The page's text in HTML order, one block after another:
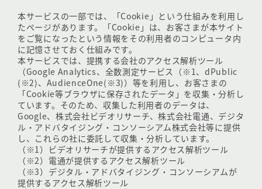
本サービスの一部では、「Cookie」という仕組みを利用し
たページがあります。「Cookie」は、お客さまが本サイト
をご覧になったという情報をその利用者のコンピュータ内
に記憶させておく仕組みです。
本サービスでは、提携する会社のアクセス解析ツール
（Google Analytics、全数測定サービス（※1、dPublic
(※2)、AudienceOne(※3)）等を利用し、お客さまの
「Cookie等ブラウザに保存されたデータ」を収集・分析し
ています。そのため、収集した利用者のデータは、
Google、株式会社ビデオリサーチ、株式会社電通、デジタ
ル・アドバタイジング・コンソーシアム株式会社等に提供
し、これらの社に委託して収集・分析しています。
（※1）ビデオリサーチが提供するアクセス解析ツール
（※2）電通が提供するアクセス解析ツール
（※3）デジタル・アドバタイジング・コンソーシアムが
提供するアクセス解析ツール